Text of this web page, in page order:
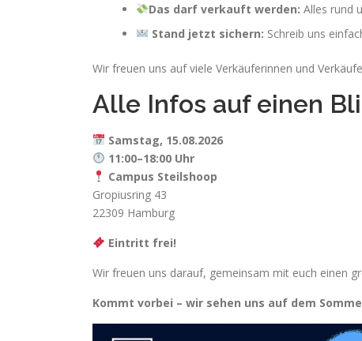
Das darf verkauft werden: Alles rund
Stand jetzt sichern: Schreib uns
Wir freuen uns auf viele Verkäuferinnen und
Alle Infos auf einen
Samstag, 15.08.2026
11:00–18:00 Uhr
Campus Steilshoop
Gropiusring 43
22309 Hamburg
Eintritt frei!
Wir freuen uns darauf, gemeinsam mit euch einen
Kommt vorbei – wir sehen uns auf dem